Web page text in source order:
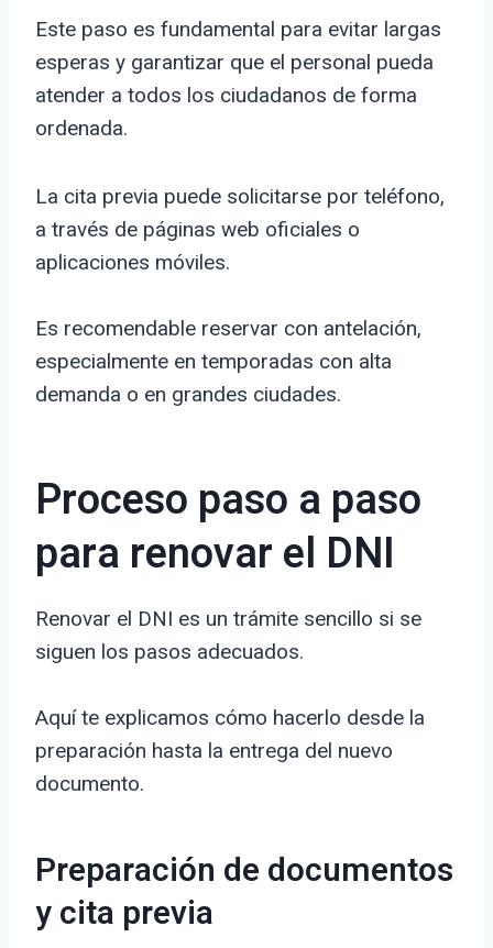
Este paso es fundamental para evitar largas
esperas y garantizar que el personal pueda
atender a todos los ciudadanos de forma
ordenada.
La cita previa puede solicitarse por teléfono,
a través de páginas web oficiales o
aplicaciones móviles.
Es recomendable reservar con antelación,
especialmente en temporadas con alta
demanda o en grandes ciudades.
Proceso paso a paso
para renovar el DNI
Renovar el DNI es un trámite sencillo si se
siguen los pasos adecuados.
Aquí te explicamos cómo hacerlo desde la
preparación hasta la entrega del nuevo
documento.
Preparación de documentos
y cita previa